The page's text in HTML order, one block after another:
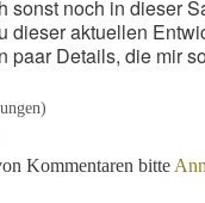
sonst noch in dieser
dieser aktuellen
paar Details, die mir
in Düsseldorf?
Kommentaren bitte